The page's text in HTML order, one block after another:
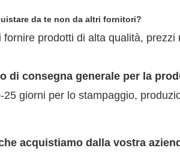
da te non da altri fornitori?
fornire prodotti di alta qualità,
di consegna generale per la
25 giorni per lo stampaggio,
acquistiamo dalla vostra